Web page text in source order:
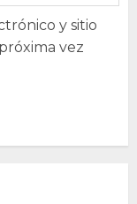
y sitio
vez